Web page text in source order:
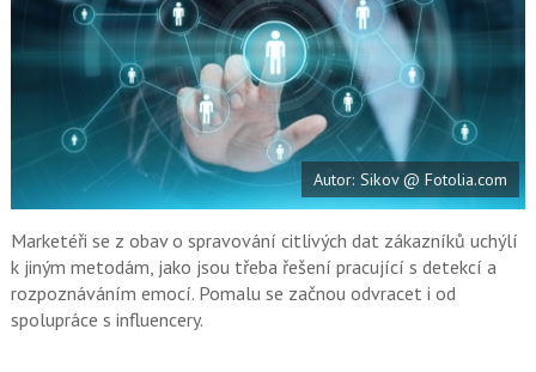
e
c
e
b
o
o
k
X
Autor: Sikov @ Fotolia.com
Marketéři se z obav o spravování citlivých dat zákazníků uchýlí
k jiným metodám, jako jsou třeba řešení pracující s detekcí a
rozpoznáváním emocí. Pomalu se začnou odvracet i od
spolupráce s influencery.